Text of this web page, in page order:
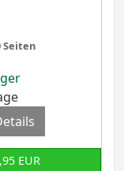
Seiten
EUR